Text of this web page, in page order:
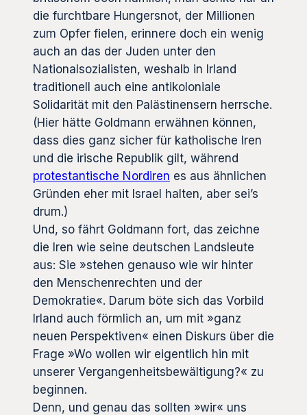
die furchtbare Hungersnot, der Millionen
zum Opfer fielen, erinnere doch ein wenig
auch an das der Juden unter den
Nationalsozialisten, weshalb in Irland
traditionell auch eine antikoloniale
Solidarität mit den Palästinensern herrsche.
(Hier hätte Goldmann erwähnen können,
dass dies ganz sicher für katholische Iren
und die irische Republik gilt, während
protestantische Nordiren es aus ähnlichen
Gründen eher mit Israel halten, aber sei’s
drum.)
Und, so fährt Goldmann fort, das zeichne
die Iren wie seine deutschen Landsleute
aus: Sie »stehen genauso wie wir hinter
den Menschenrechten und der
Demokratie«. Darum böte sich das Vorbild
Irland auch förmlich an, um mit »ganz
neuen Perspektiven« einen Diskurs über die
Frage »Wo wollen wir eigentlich hin mit
unserer Vergangenheitsbewältigung?« zu
beginnen.
Denn, und genau das sollten »wir« uns